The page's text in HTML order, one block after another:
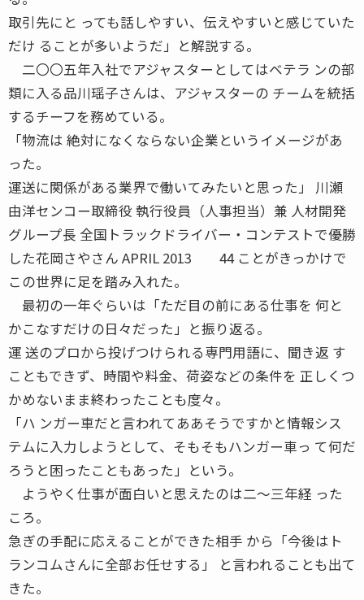
取引先にと っても話しやすい、伝えやすいと感じていた
だけ ることが多いようだ」と解説する。
二〇〇五年入社でアジャスターとしてはベテラ ンの部
類に入る品川瑶子さんは、アジャスターの チームを統括
するチーフを務めている。
「物流は 絶対になくならない企業というイメージがあ
った。
運送に関係がある業界で働いてみたいと思った」 川瀬
由洋センコー取締役 執行役員（人事担当）兼 人材開発
グループ長 全国トラックドライバー・コンテストで優勝
した花岡さやさん APRIL 2013 44 ことがきっかけで
この世界に足を踏み入れた。
最初の一年ぐらいは「ただ目の前にある仕事を 何と
かこなすだけの日々だった」と振り返る。
運 送のプロから投げつけられる専門用語に、聞き返 す
こともできず、時間や料金、荷姿などの条件を 正しくつ
かめないまま終わったことも度々。
「ハ ンガー車だと言われてああそうですかと情報シス
テムに入力しようとして、そもそもハンガー車っ て何だ
ろうと困ったこともあった」という。
ようやく仕事が面白いと思えたのは二〜三年経 った
ころ。
急ぎの手配に応えることができた相手 から「今後はト
ランコムさんに全部お任せする」 と言われることも出て
きた。